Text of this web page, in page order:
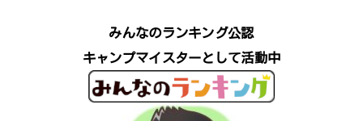
みんなのランキング公認
キャンプマイスターとして活動中